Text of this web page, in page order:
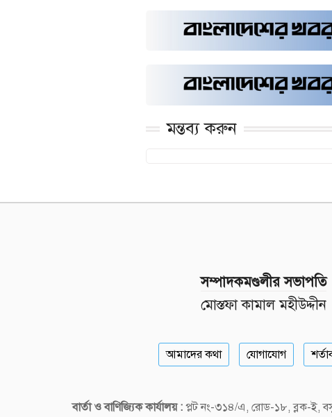
মন্তব্য করুন
সম্পাদকমণ্ডলীর সভাপতি
মোস্তফা কামাল মহীউদ্দীন
আমাদের কথা যোগাযোগ
বার্তা ও বাণিজ্যিক কার্যালয় : প্লট নং-৩১৪/এ, রোড-১৮, ব্লক-ই,